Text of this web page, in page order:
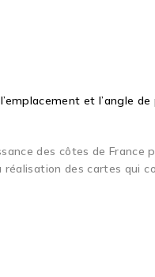
et l’angle de
des côtes de France
réalisation des cartes qui